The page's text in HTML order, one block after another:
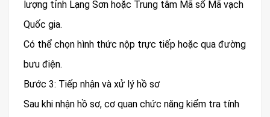
lượng tỉnh Lạng Sơn hoặc Trung tâm Mã số Mã vạch
Quốc gia.
Có thể chọn hình thức nộp trực tiếp hoặc qua đường
bưu điện.
Bước 3: Tiếp nhận và xử lý hồ sơ
Sau khi nhận hồ sơ, cơ quan chức năng kiểm tra tính